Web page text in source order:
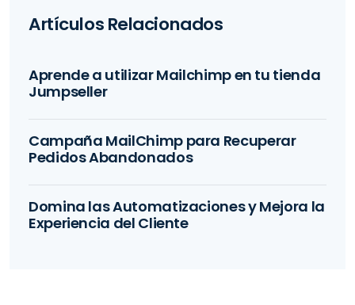
Artículos Relacionados
Aprende a utilizar Mailchimp en tu tienda
Jumpseller
Campaña MailChimp para Recuperar
Pedidos Abandonados
Domina las Automatizaciones y Mejora la
Experiencia del Cliente